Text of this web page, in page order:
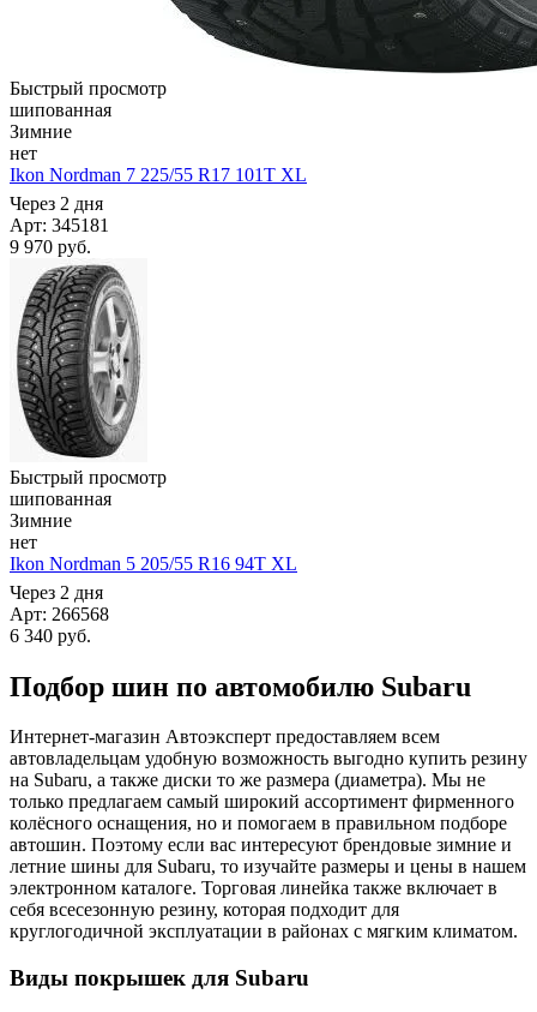
Быстрый просмотр
шипованная
Зимние
нет
Ikon Nordman 7 225/55 R17 101T XL
Через 2 дня
Арт: 345181
9 970 руб.
Быстрый просмотр
шипованная
Зимние
нет
Ikon Nordman 5 205/55 R16 94T XL
Через 2 дня
Арт: 266568
6 340 руб.
Подбор шин по автомобилю Subaru
Интернет-магазин Автоэксперт предоставляем всем
автовладельцам удобную возможность выгодно купить резину
на Subaru, а также диски то же размера (диаметра). Мы не
только предлагаем самый широкий ассортимент фирменного
колёсного оснащения, но и помогаем в правильном подборе
автошин. Поэтому если вас интересуют брендовые зимние и
летние шины для Subaru, то изучайте размеры и цены в нашем
электронном каталоге. Торговая линейка также включает в
себя всесезонную резину, которая подходит для
круглогодичной эксплуатации в районах с мягким климатом.
Виды покрышек для Subaru